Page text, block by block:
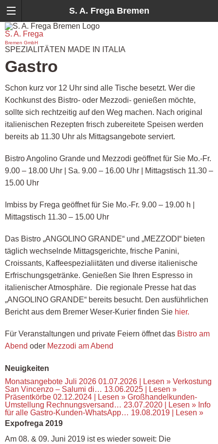
S. A. Frega Bremen
S. A. Frega
Bremen GmbH
SPEZIALITÄTEN MADE IN ITALIA
Gastro
Schon kurz vor 12 Uhr sind alle Tische besetzt. Wer die
Kochkunst des Bistro- oder Mezzodi- genießen möchte,
sollte sich rechtzeitig auf den Weg machen. Nach original
italienischen Rezepten frisch zubereitete Speisen werden
bereits ab 11.30 Uhr als Mittagsangebote serviert.
Bistro Angolino Grande und Mezzodi geöffnet für Sie Mo.-Fr.
9.00 – 18.00 Uhr | Sa. 9.00 – 16.00 Uhr | Mittagstisch 11.30 –
15.00 Uhr
Imbiss by Frega geöffnet für Sie Mo.-Fr. 9.00 – 19.00 h |
Mittagstisch 11.30 – 15.00 Uhr
Das Bistro „ANGOLINO GRANDE“ und „MEZZODI“ bieten
täglich wechselnde Mittagsgerichte, frische Panini,
Croissants, Kaffeespezialiitäten und diverse italienische
Erfrischungsgetränke. Genießen Sie Ihren Espresso in
italienischer Atmosphäre. Die regionale Presse hat das
„ANGOLINO GRANDE“ bereits besucht. Den ausführlichen
Bericht aus dem Bremer Weser-Kurier finden Sie hier.
Für Veranstaltungen und private Feiern öffnet das Bistro am
Abend oder Mezzodi am Abend
Neuigkeiten
Monatsangebote Juli 2026 01.07.2026 | Lesen » Verkostung
San Vincenzo – Salumi di… 13.06.2025 |
Lesen »
Präsentkörbe 02.12.2024 | Lesen » Großhandelkunden-
Umstellung Rechnungsversand… 23.07.2020 | Lesen » Info
für alle Gastro-Kunden-WhatsApp… 19.08.2019 |
Lesen »
Expofrega 2019
Am 08. & 09. Juni 2019 ist es wieder soweit: Die